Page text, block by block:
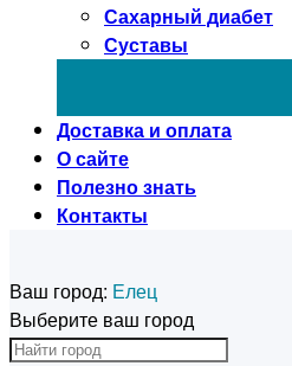
Сахарный диабет
Суставы
Доставка и оплата
О сайте
Полезно знать
Контакты
Ваш город: Елец
Выберите ваш город